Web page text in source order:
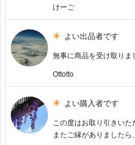
けーご
よい出品者です
無事に商品を受け取りま
Ottotto
よい購入者です
この度はお取り引きい
またご縁がありました